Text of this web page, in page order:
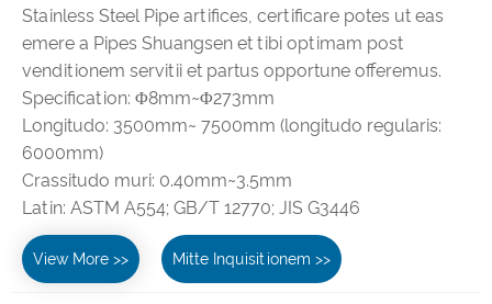
Stainless Steel Pipe artifices, certificare potes ut eas
emere a Pipes Shuangsen et tibi optimam post
venditionem servitii et partus opportune offeremus.
Specification: Φ8mm~Φ273mm
Longitudo: 3500mm~ 7500mm (longitudo regularis:
6000mm)
Crassitudo muri: 0.40mm~3.5mm
Latin: ASTM A554; GB/T 12770; JIS G3446
View More >> Mitte Inquisitionem >>